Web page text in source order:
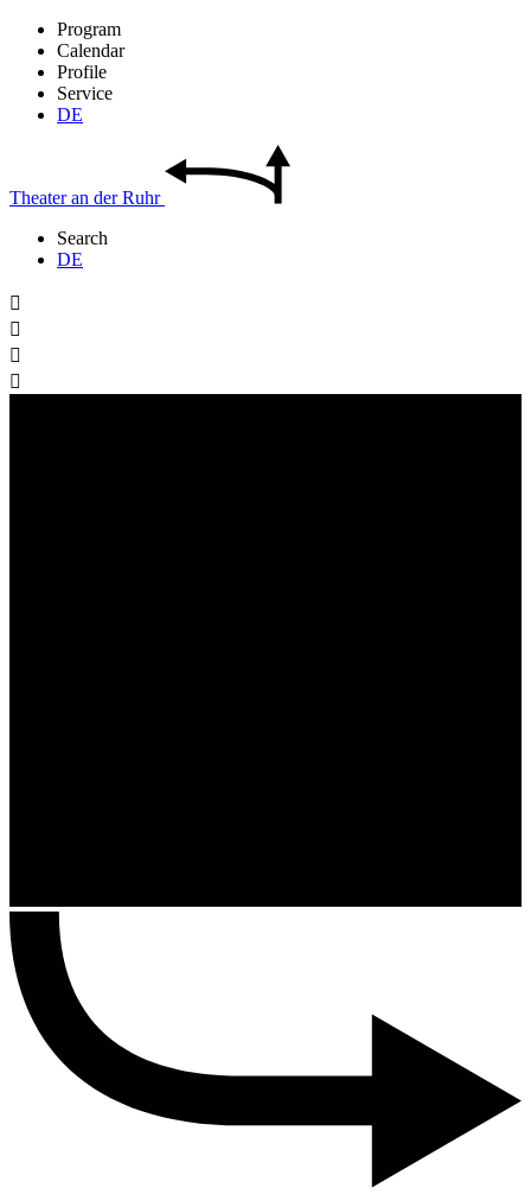
Program
Calendar
Profile
Service
DE
Theateran derRuhr
Search
DE



